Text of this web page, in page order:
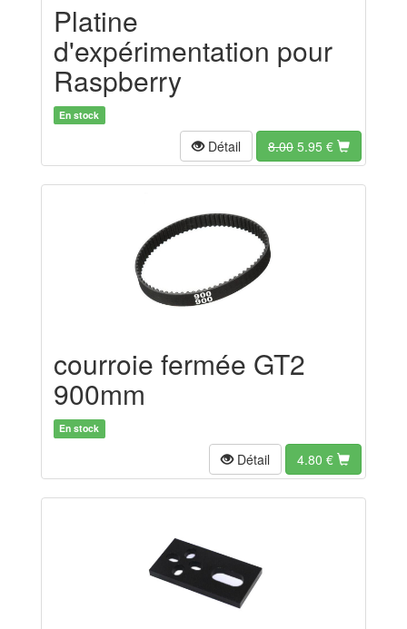
Platine
d'expérimentation pour
Raspberry
En stock
Détail 8.00 5.95 €
courroie fermée GT2
900mm
En stock
Détail 4.80 €